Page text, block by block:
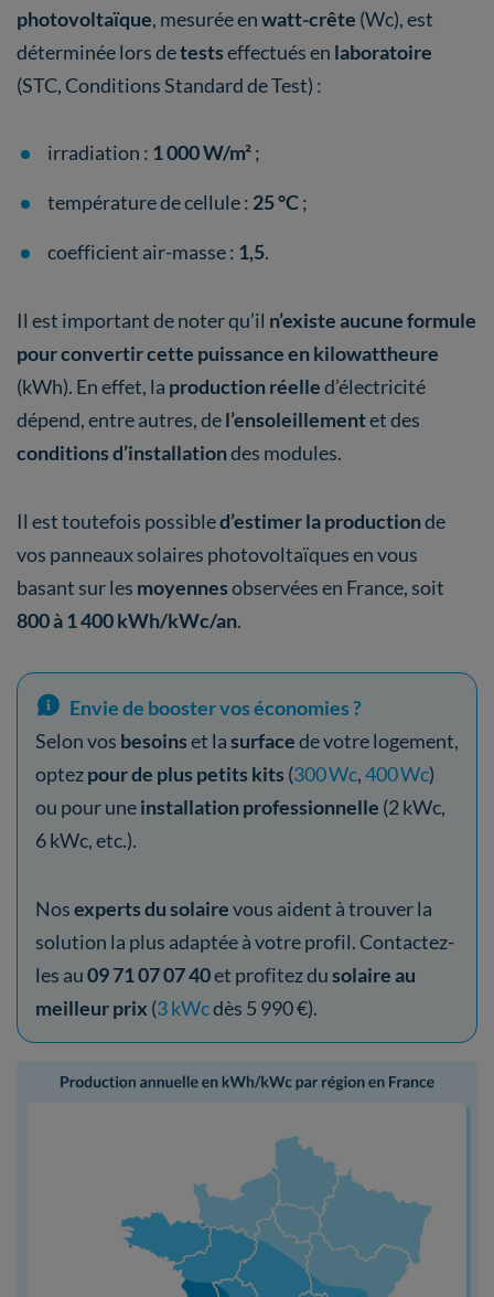
photovoltaïque, mesurée enwatt-crête (Wc), est
déterminée lors detestseffectués en laboratoire
(STC, Conditions Standard de Test) :
irradiation : 1 000 W/m²;
température de cellule :25 °C;
coefficient air-masse : 1,5.
Il est important de noter qu’il n’existe aucune formule
pour convertir cette puissance en kilowattheure
(kWh). En effet, la production réelled’électricité
dépend, entre autres, del’ensoleillementet des
conditions d’installationdes modules.
Il est toutefois possibled’estimer la productionde
vos panneaux solaires photovoltaïques en vous
basant sur les moyennesobservées en France, soit
800 à 1 400 kWh/kWc/an.
Envie de booster vos économies ?
Selon vos besoinset lasurfacede votre logement,
optezpour de plus petits kits (300 Wc,400 Wc)
ou pour uneinstallation professionnelle (2 kWc,
6 kWc, etc.).
Nosexperts du solairevous aident à trouver la
solution la plus adaptée à votre profil. Contactez-
les au09 71 07 07 40et profitez dusolaire au
meilleur prix (3 kWcdès 5 990 €).